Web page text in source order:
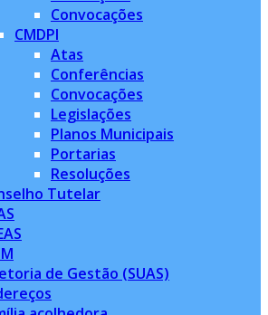
Convocações
CMDPI
Atas
Conferências
Convocações
Legislações
Planos Municipais
Portarias
Resoluções
Tutelar
de Gestão (SUAS)